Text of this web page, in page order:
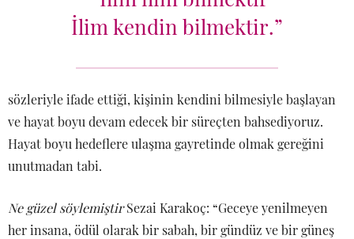
İlim kendin bilmektir.”
sözleriyle ifade ettiği, kişinin kendini bilmesiyle başlayan
ve hayat boyu devam edecek bir süreçten bahsediyoruz.
Hayat boyu hedeflere ulaşma gayretinde olmak gereğini
unutmadan tabi.
Ne güzel söylemiştirSezai Karakoç: “Geceye yenilmeyen
her insana, ödül olarak bir sabah, bir gündüz ve bir güneş